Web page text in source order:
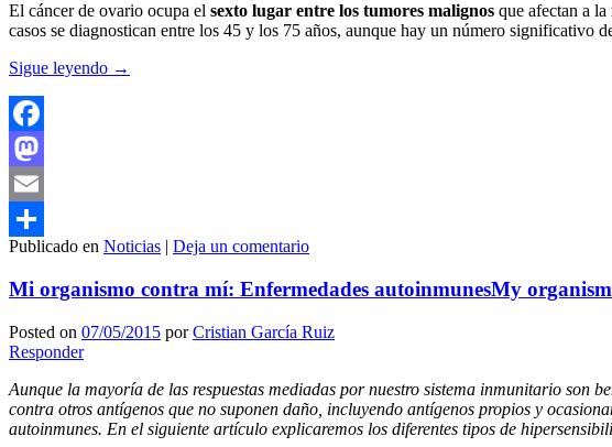
El cáncer de ovario ocupa el sexto lugar entre los tumores malignos que afectan a
casos se diagnostican entre los 45 y los 75 años, aunque hay un número significativo
Sigue leyendo →
Facebook
Mastodon
Email
Compartir
Publicado en Noticias | Deja un comentario
Mi organismo contra mí: Enfermedades autoinmunesMy
Posted on 07/05/2015 porCristian García Ruiz
Responder
Aunque la mayoría de las respuestas mediadas por nuestro sistema inmunitario son
contra otros antígenos que no suponen daño, incluyendo antígenos propios y
autoinmunes. En el siguiente artículo explicaremos los diferentes tipos de